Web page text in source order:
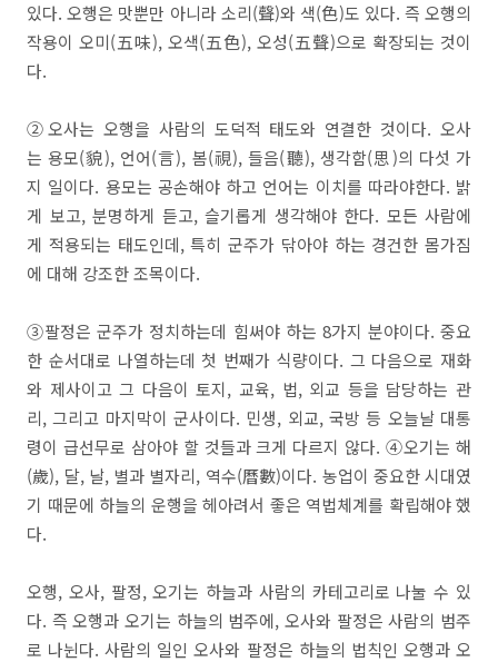
있다. 오행은 맛뿐만 아니라 소리(聲)와 색(色)도 있다. 즉 오행의
작용이 오미(五味), 오색(五色), 오성(五聲)으로 확장되는 것이
다.
②오사는 오행을 사람의 도덕적 태도와 연결한 것이다. 오사
는 용모(貌), 언어(言), 봄(視), 들음(聽), 생각함(思)의 다섯 가
지 일이다. 용모는 공손해야 하고 언어는 이치를 따라야한다. 밝
게 보고, 분명하게 듣고, 슬기롭게 생각해야 한다. 모든 사람에
게 적용되는 태도인데, 특히 군주가 닦아야 하는 경건한 몸가짐
에 대해 강조한 조목이다.
③팔정은 군주가 정치하는데 힘써야 하는 8가지 분야이다. 중요
한 순서대로 나열하는데 첫 번째가 식량이다. 그 다음으로 재화
와 제사이고 그 다음이 토지, 교육, 법, 외교 등을 담당하는 관
리, 그리고 마지막이 군사이다. 민생, 외교, 국방 등 오늘날 대통
령이 급선무로 삼아야 할 것들과 크게 다르지 않다. ④오기는 해
(歲), 달, 날, 별과 별자리, 역수(曆數)이다. 농업이 중요한 시대였
기 때문에 하늘의 운행을 헤아려서 좋은 역법체계를 확립해야 했
다.
오행, 오사, 팔정, 오기는 하늘과 사람의 카테고리로 나눌 수 있
다. 즉 오행과 오기는 하늘의 범주에, 오사와 팔정은 사람의 범주
로 나뉜다. 사람의 일인 오사와 팔정은 하늘의 법칙인 오행과 오